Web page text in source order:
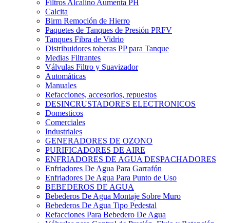
Filtros Alcalino Aumenta PH
Calcita
Birm Remoción de Hierro
Paquetes de Tanques de Presión PRFV
Tanques Fibra de Vidrio
Distribuidores toberas PP para Tanque
Medias Filtrantes
Válvulas Filtro y Suavizador
Automáticas
Manuales
Refacciones, accesorios, repuestos
DESINCRUSTADORES ELECTRONICOS
Domesticos
Comerciales
Industriales
GENERADORES DE OZONO
PURIFICADORES DE AIRE
ENFRIADORES DE AGUA DESPACHADORES
Enfriadores De Agua Para Garrafón
Enfriadores De Agua Para Punto de Uso
BEBEDEROS DE AGUA
Bebederos De Agua Montaje Sobre Muro
Bebederos De Agua Tipo Pedestal
Refacciones Para Bebedero De Agua